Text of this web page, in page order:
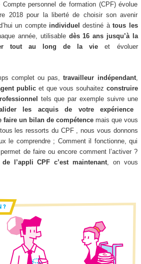
personnel de formation (CPF) évolue
2018 pour la liberté de choisir son avenir
un compte individueldestiné àtous les
année, utilisable dès 16 ans jusqu’à la
tout au long de la vie et évoluer
complet ou pas, travailleur indépendant,
public et que vous souhaitez construire
tels que par exemple suivre une
les acquis de votre expérience
un bilan de compétencemais que vous
les ressorts du CPF , nous vous donnons
le comprendre ; Comment il fonctionne, qui
de faire ou encore comment l’activer ?
de l’appli CPF c’est maintenant, on vous
?